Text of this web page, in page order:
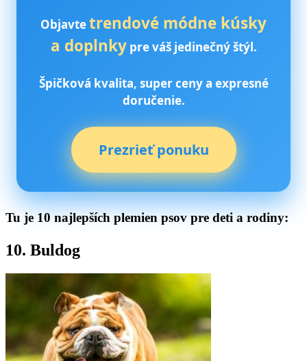
Objavtetrendové módne kúsky
a doplnkypre váš jedinečný štýl.
Špičková kvalita, super ceny a expresné
doručenie.
Prezrieť ponuku
Tu je 10 najlepších plemien psov pre deti a rodiny:
10. Buldog